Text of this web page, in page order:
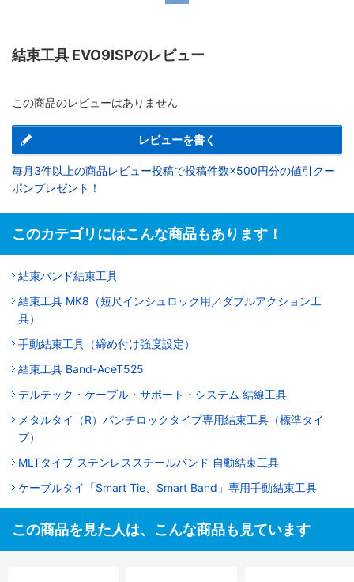
結束工具 EVO9ISPのレビュー
この商品のレビューはありません
レビューを書く
毎月3件以上の商品レビュー投稿で投稿件数×500円分の値引クー
ポンプレゼント！
このカテゴリにはこんな商品もあります！
結束バンド結束工具
結束工具 MK8（短尺インシュロック用／ダブルアクション工
具）
手動結束工具（締め付け強度設定）
結束工具 Band-AceT525
デルテック・ケーブル・サポート・システム 結線工具
メタルタイ（R）パンチロックタイプ専用結束工具（標準タイ
プ）
MLTタイプ ステンレススチールバンド 自動結束工具
ケーブルタイ「Smart Tie、Smart Band」専用手動結束工具
この商品を見た人は、こんな商品も見ています